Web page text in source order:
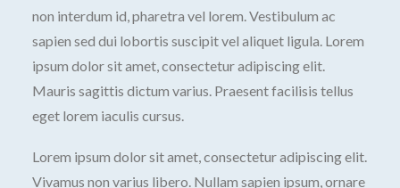
non interdum id, pharetra vel lorem. Vestibulum ac
sapien sed dui lobortis suscipit vel aliquet ligula. Lorem
ipsum dolor sit amet, consectetur adipiscing elit.
Mauris sagittis dictum varius. Praesent facilisis tellus
eget lorem iaculis cursus.
Lorem ipsum dolor sit amet, consectetur adipiscing elit.
Vivamus non varius libero. Nullam sapien ipsum, ornare